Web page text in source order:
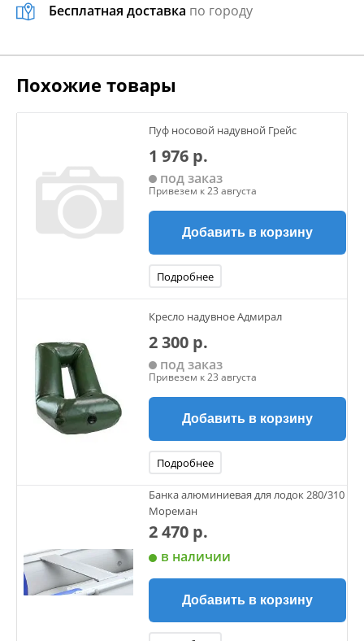
Бесплатная доставка по городу
Похожие товары
Пуф носовой надувной Грейс
1 976 р.
под заказ
Привезем к 23 августа
Добавить в корзину
Подробнее
Кресло надувное Адмирал
2 300 р.
под заказ
Привезем к 23 августа
Добавить в корзину
Подробнее
Банка алюминиевая для лодок 280/310
Мореман
2 470 р.
в наличии
Добавить в корзину